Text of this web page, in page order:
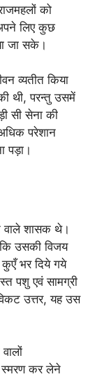
को
लिए कुछ
जा सके।
व्यतीत किया
थी, परन्तु उसमें
सी सेना की
परेशान
पड़ा।
वाले शासक थे।
उसकी विजय
कुएँ भर दिये गये
पशु एवं सामग्री
उत्तर, यह उस
स्मरण कर लेने